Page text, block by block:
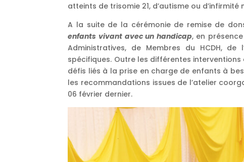
atteints de trisomie 21, d’autisme ou
A la suite de la cérémonie de remise de
enfants vivant avec un handicap, en
Administratives, de Membres du HCDH, de
spécifiques. Outre les différentes
défis liés à la prise en charge de enfants à
les recommandations issues de l’atelier
06 février dernier.